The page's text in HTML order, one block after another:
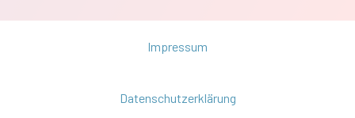
Impressum
Datenschutzerklärung